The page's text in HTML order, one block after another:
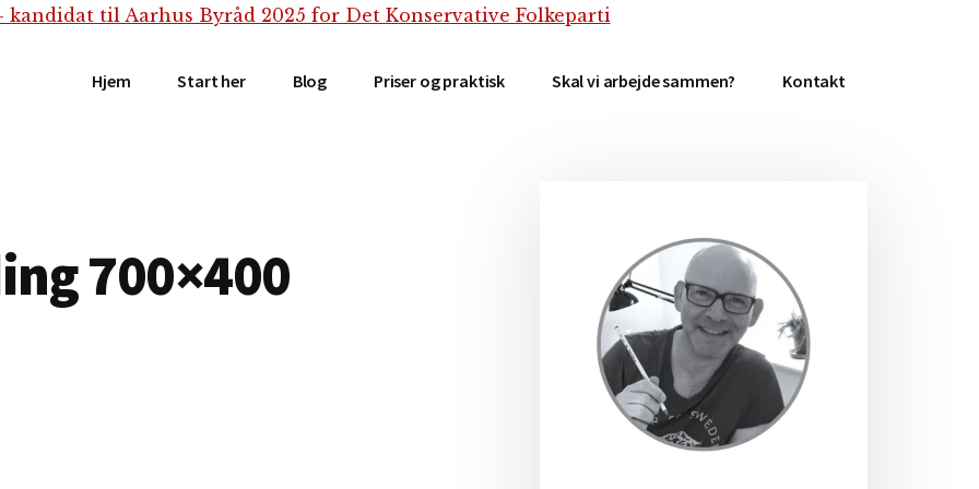
Hjem Start her Blog Priser og praktisk Skal vi arbejde sammen? Kontakt
700×400
Primær
Sidebar